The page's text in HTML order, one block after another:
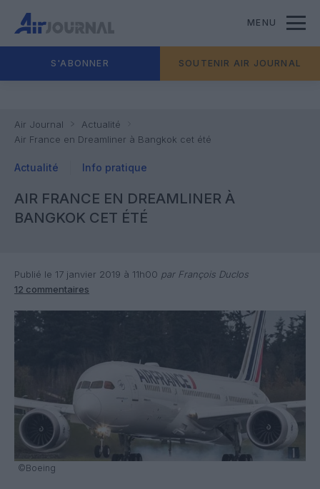
MENU
S'ABONNER SOUTENIR AIR JOURNAL
Air Journal
Actualité
Air France en Dreamliner à Bangkok cet été
Actualité Info pratique
AIR FRANCE EN DREAMLINER À
BANGKOK CET ÉTÉ
Publié le 17 janvier 2019 à 11h00 par François Duclos
12 commentaires
©Boeing